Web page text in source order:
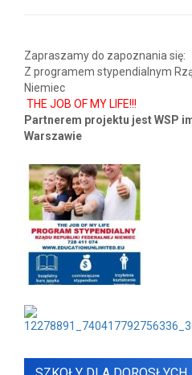
Zapraszamy do zapoznania się:
Z programem stypendialnym
Niemiec
THE JOB OF MY LIFE!!!
Partnerem projektu jest WSP
Warszawie